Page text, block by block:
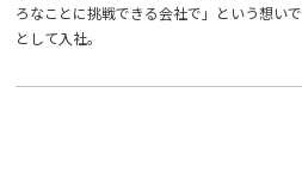
ろなことに挑戦できる会社で」という想い
として入社。